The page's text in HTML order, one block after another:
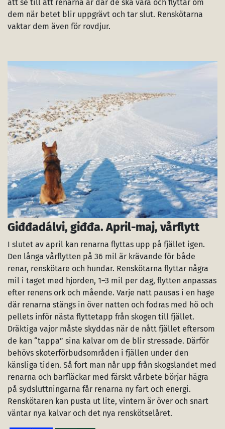
att se till att renarna är där de ska vara och flyttar om
dem när betet blir uppgrävt och tar slut. Renskötarna
vaktar dem även för rovdjur.
Giđđadálvi, giđđa. April-maj, vårflytt
I slutet av april kan renarna flyttas upp på fjället igen.
Den långa vårflytten på 36 mil är krävande för både
renar, renskötare och hundar. Renskötarna flyttar några
mil i taget med hjorden, 1–3 mil per dag, flytten anpassas
efter renens ork och mående. Varje natt pausas i en hage
där renarna stängs in över natten och fodras med hö och
pellets inför nästa flyttetapp från skogen till fjället.
Dräktiga vajor måste skyddas när de nått fjället eftersom
de kan “tappa” sina kalvar om de blir stressade. Därför
behövs skoterförbudsområden i fjällen under den
känsliga tiden. Så fort man når upp från skogslandet med
renarna och barfläckar med färskt vårbete börjar hägra
på sydsluttningarna får renarna ny fart och energi.
Renskötaren kan pusta ut lite, vintern är över och snart
väntar nya kalvar och det nya renskötselåret.